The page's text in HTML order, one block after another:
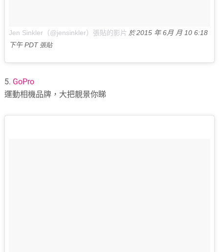
Jen Sinkler（@jensinkler）張貼的影片 於2015 年 6月 月 10 6:18
下午 PDT張貼
5. GoPro
運動相機品牌，大把靚景你睇